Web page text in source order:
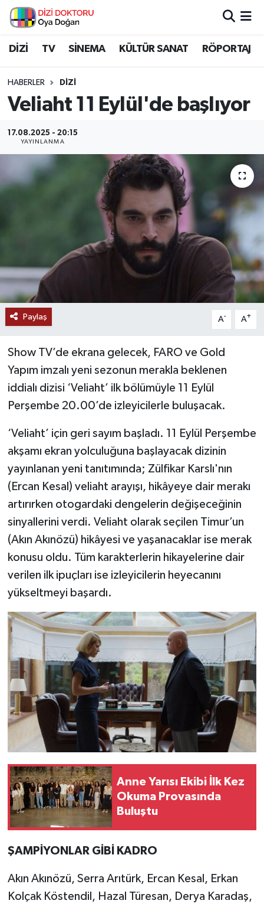
DİZİ TV SİNEMA KÜLTÜR SANAT RÖPORTAJ
HABERLER DİZİ
Veliaht 11 Eylül'de başlıyor
17.08.2025 - 20:15
YAYINLANMA
Paylaş A- A+
Show TV’de ekrana gelecek, FARO ve Gold
Yapım imzalı yeni sezonun merakla beklenen
iddialı dizisi ‘Veliaht’ ilk bölümüyle 11 Eylül
Perşembe 20.00’de izleyicilerle buluşacak.
‘Veliaht’ için geri sayım başladı. 11 Eylül Perşembe
akşamı ekran yolculuğuna başlayacak dizinin
yayınlanan yeni tanıtımında; Zülfikar Karslı'nın
(Ercan Kesal) veliaht arayışı, hikâyeye dair merakı
artırırken otogardaki dengelerin değişeceğinin
sinyallerini verdi. Veliaht olarak seçilen Timur’un
(Akın Akınözü) hikâyesi ve yaşanacaklar ise merak
konusu oldu. Tüm karakterlerin hikayelerine dair
verilen ilk ipuçları ise izleyicilerin heyecanını
yükseltmeyi başardı.
Anne Yarısı Ekibi İlk Kez
Okuma Provasında
Buluştu
ŞAMPİYONLAR GİBİ KADRO
Akın Akınözü, Serra Arıtürk, Ercan Kesal, Erkan
Kolçak Köstendil, Hazal Türesan, Derya Karadaş,
İstanbul Nöbetçi Eczaneler
İstanbul Namaz Vakitleri
İstanbul Trafik Yoğunluk Haritası
Süper Lig Puan Durumu ve Fikstür
Tüm Manşetler
Son Dakika Haberleri
Haber Arşivi